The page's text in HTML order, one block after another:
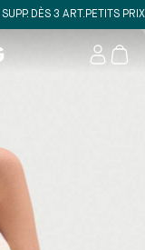
DÈS 3 ART. PETITS PRIX
Mon